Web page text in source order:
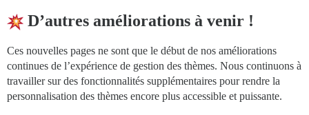
D’autres améliorations à venir !
Ces nouvelles pages ne sont que le début de nos améliorations
continues de l’expérience de gestion des thèmes. Nous continuons à
travailler sur des fonctionnalités supplémentaires pour rendre la
personnalisation des thèmes encore plus accessible et puissante.